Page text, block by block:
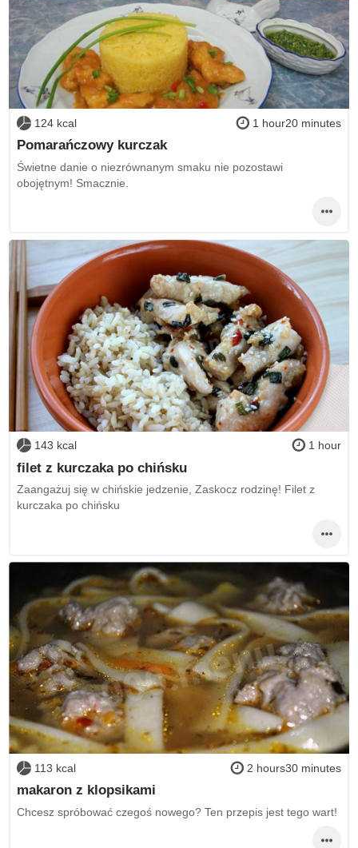
124 kcal 1 hour20 minutes
Pomarańczowy kurczak
Świetne danie o niezrównanym smaku nie pozostawi
obojętnym! Smacznie.
143 kcal 1 hour
filet z kurczaka po chińsku
Zaangażuj się w chińskie jedzenie, Zaskocz rodzinę! Filet z
kurczaka po chińsku
113 kcal 2 hours30 minutes
makaron z klopsikami
Chcesz spróbować czegoś nowego? Ten przepis jest tego wart!